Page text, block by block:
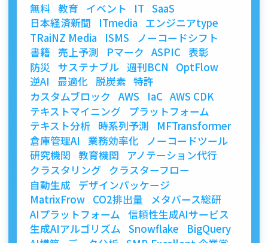
無料 教育 イベント IT SaaS
日本経済新聞
ITmedia
エンジニアtype
TRaiNZ Media
ISMS
ノーコードシフト
書籍
売上予測 Pマーク ASPIC 表彰
防災 サステナブル 週刊BCN
OptFlow
逆AI
最適化 脱炭素 特許
カスタムブロック
AWS IaC AWS CDK
テキストマイニング
プラットフォーム
テキスト分析 時系列予測
MFTransformer
倉庫管理AI
業務効率化
ノーコードツール
研究機関 教育機関
アノテーション代行
クラスタリング
クラスターフロー
自動生成
デザインパッケージ
MatrixFrow CO2排出量
メタバース総研
AIプラットフォーム 信頼性生成AIサービス
生成AIアルゴリズム Snowflake
BigQuery